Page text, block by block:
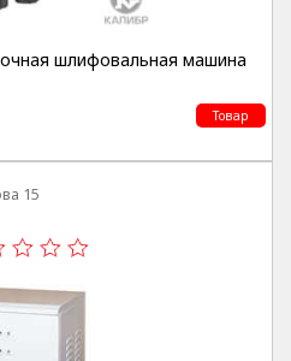
шлифовальная машина
Товар
15